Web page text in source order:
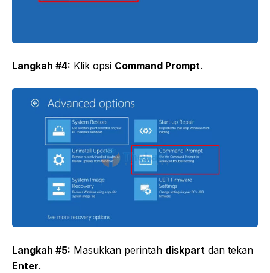
Langkah #4: Klik opsi Command Prompt.
Langkah #5: Masukkan perintah diskpart dan tekan
Enter.